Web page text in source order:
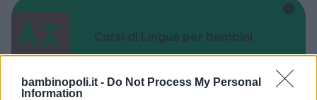
bambinopoli.it - Do Not Process My Personal
Information
Corsi di Lingua per bambini